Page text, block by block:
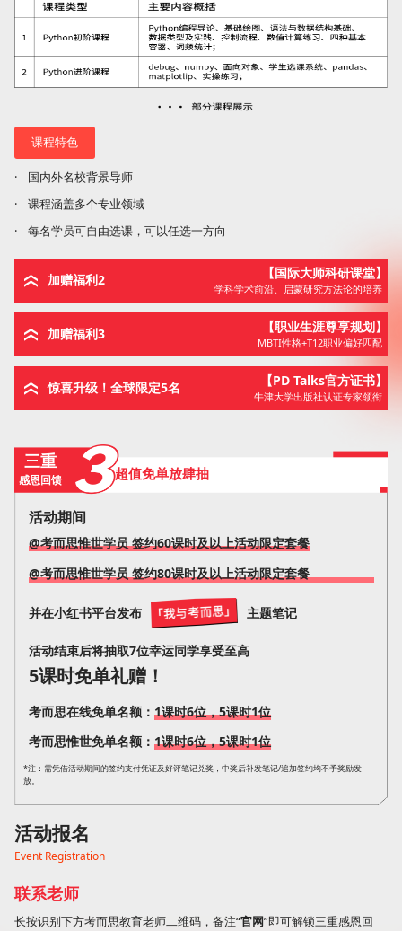
课程特色
·
国内外名校背景导师
·
课程涵盖多个专业领域
·
每名学员可自由选课，可以任选一方向
加赠福利2 【国际大师科研课堂】
学科学术前沿、启蒙研究方法论的培养
加赠福利3 【职业生涯尊享规划】
MBTI性格+T12职业偏好匹配
惊喜升级！全球限定5名 【PD Talks官方证书】
牛津大学出版社认证专家领衔
三重
感恩回馈 超值免单放肆抽
活动期间
@考而思惟世学员 签约60课时及以上活动限定套餐
@考而思惟世学员 签约80课时及以上活动限定套餐
并在小红书平台发布 主题笔记
活动结束后将抽取7位幸运同学享受至高
5课时免单礼赠！
考而思在线免单名额： 1课时6位，5课时1位
考而思惟世免单名额： 1课时6位，5课时1位
*注：需凭借活动期间的签约支付凭证及好评笔记兑奖，中奖后补发笔记/追加签约均不予奖励发
放。
活动报名
Event Registration
联系老师
长按识别下方考而思教育老师二维码，备注“官网”即可解锁三重感恩回